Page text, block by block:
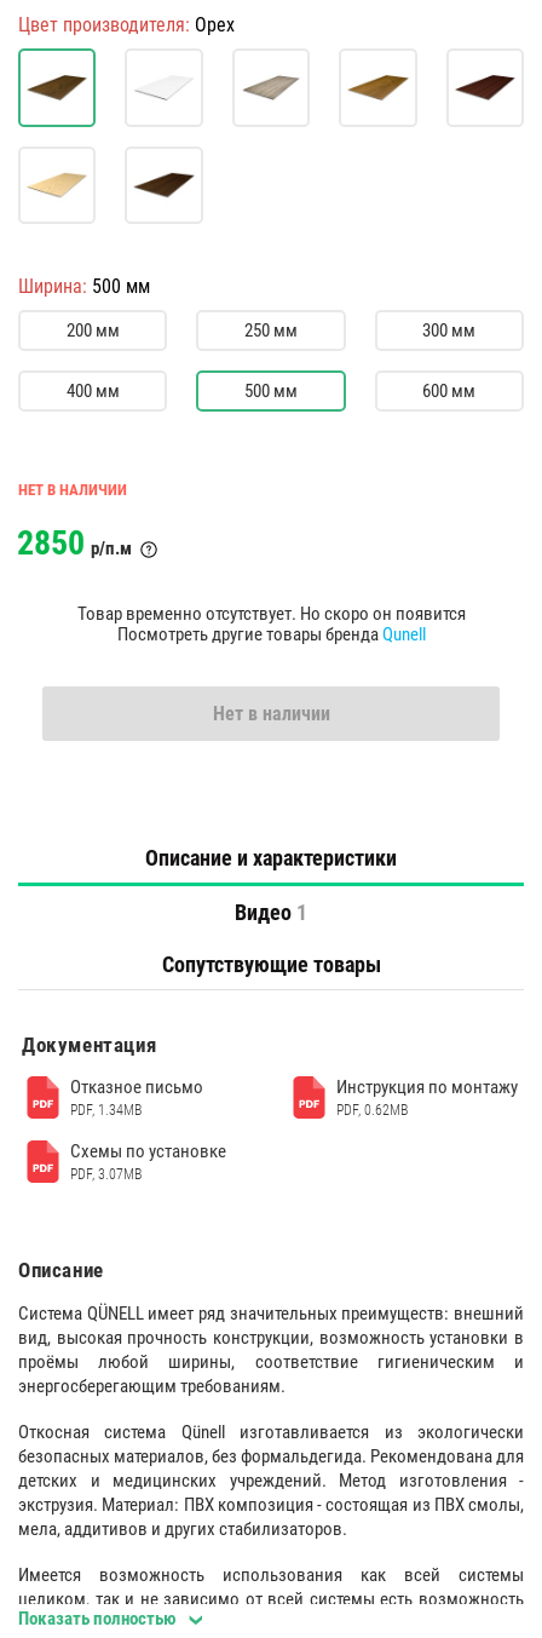
Цвет производителя: Орех
Ширина: 500 мм
200 мм 250 мм 300 мм
400 мм 500 мм 600 мм
НЕТ В НАЛИЧИИ
2850 р/п.м
Товар временно отсутствует. Но скоро он появится
Посмотреть другие товары брендаQunell
Нет в наличии
Описание и характеристики
Видео 1
Сопутствующие товары
Документация
Отказное письмо
PDF, 1.34MB
Инструкция по монтажу
PDF, 0.62MB
Схемы по установке
PDF, 3.07MB
Описание
Система QÜNELL имеет ряд значительных преимуществ: внешний
вид, высокая прочность конструкции, возможность установки в
проёмы любой ширины, соответствие гигиеническим и
энергосберегающим требованиям.
Откосная система Qünell изготавливается из экологически
безопасных материалов, без формальдегида. Рекомендована для
детских и медицинских учреждений. Метод изготовления -
экструзия. Материал: ПВХ композиция - состоящая из ПВХ смолы,
мела, аддитивов и других стабилизаторов.
Имеется возможность использования как всей системы
целиком, так и не зависимо от всей системы есть возможность
применения отдельных элементов (наличника, стартового
Показать полностью